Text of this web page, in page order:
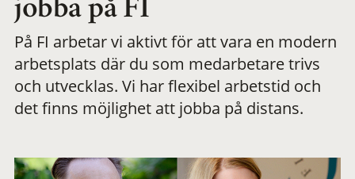
meningsfull och
flexibel
jobba på FI
På FI arbetar vi aktivt för att vara en modern
arbetsplats där du som medarbetare trivs
och utvecklas. Vi har flexibel arbetstid och
det finns möjlighet att jobba på distans.